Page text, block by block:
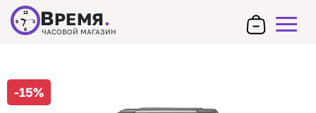
12
3
6
9 ВРЕМЯ.
ЧАСОВОЙ МАГАЗИН
-15%